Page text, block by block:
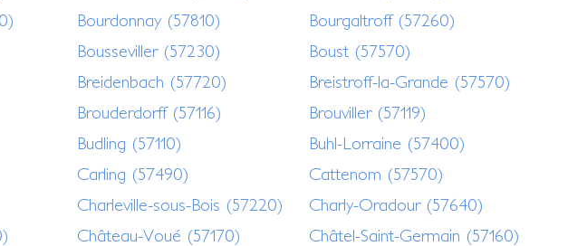
Bourdonnay (57810)
Bourgaltroff (57260)
Bousseviller (57230)
Boust (57570)
Breidenbach (57720)
Breistroff-la-Grande (57570)
Brouderdorff (57116)
Brouviller (57119)
Budling (57110)
Buhl-Lorraine (57400)
Carling (57490)
Cattenom (57570)
Charleville-sous-Bois (57220)
Charly-Oradour (57640)
Château-Voué (57170)
Châtel-Saint-Germain (57160)